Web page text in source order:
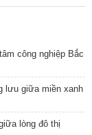
công nghiệp Bắc
lưu giữa miền xanh
lòng đô thị